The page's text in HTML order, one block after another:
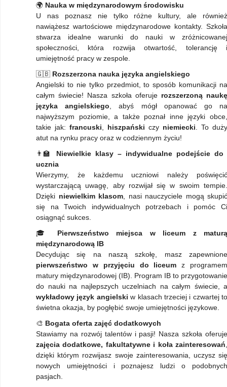
🌍 Nauka w międzynarodowym środowisku
U nas poznasz nie tylko różne kultury, ale również
nawiążesz wartościowe międzynarodowe kontakty. Szkoła
stwarza idealne warunki do nauki w zróżnicowanej
społeczności, która rozwija otwartość, tolerancję i
umiejętność pracy w zespole.
🇬🇧 Rozszerzona nauka języka angielskiego
Angielski to nie tylko przedmiot, to sposób komunikacji na
całym świecie! Nasza szkoła oferuje rozszerzoną
języka angielskiego , abyś mógł opanować go
najwyższym poziomie, a także poznał inne języki obce,
takie jak: francuski hiszpański czy niemiecki . To duży
atut na rynku pracy oraz w codziennym życiu!
👨‍🏫 Niewielkie klasy – indywidualne podejście do
ucznia
Wierzymy, że każdemu uczniowi należy poświęcić
wystarczającą uwagę, aby rozwijał się w swoim tempie.
Dzięki niewielkim klasom , nasi nauczyciele mogą skupić
się na Twoich indywidualnych potrzebach i pomóc Ci
osiągnąć sukces.
🎓 Pierwszeństwo miejsca w liceum z
międzynarodową IB
Decydując się na naszą szkołę, masz zapewnione
pierwszeństwo w przyjęciu do liceum z
matury międzynarodowej (IB). Program IB to przygotowanie
do nauki na najlepszych uczelniach na całym świecie, a
wykładowy język angielski w klasach trzeciej i czwartej to
świetna okazja, by pogłębić swoje umiejętności językowe.
🎨 Bogata oferta zajęć dodatkowych
Stawiamy na rozwój talentów i pasji! Nasza szkoła oferuje
zajęcia dodatkowe, fakultatywne i koła zainteresowań
dzięki którym rozwijasz swoje zainteresowania, uczysz się
nowych umiejętności i poznajesz ludzi o podobnych
pasjach.